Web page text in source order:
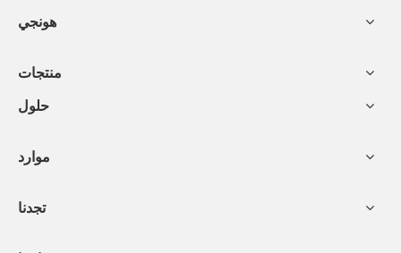
هونجي
منتجات
حلول
موارد
تجدنا